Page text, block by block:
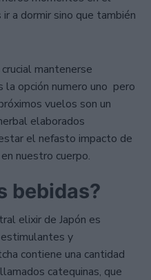
a dormir sino que también
mantenerse
la opción numero uno pero
vuelos son un
elaborados
el nefasto impacto de
nuestro cuerpo.
bebidas?
elixir de Japón es
y
contiene una cantidad
catequinas, que